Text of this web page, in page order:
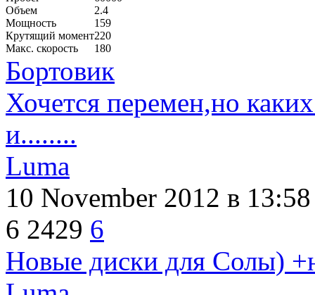
Объем
2.4
Мощность
159
Крутящий момент220
Макс. скорость
180
Бортовик
Хочется перемен,но
и........
Luma
10 November 2012 в 13:58
6 2429 6
Новые диски для Солы)